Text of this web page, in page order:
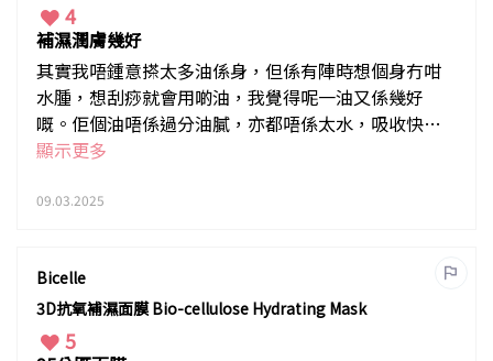
4
補濕潤膚幾好
其實我唔鍾意搽太多油係身，但係有陣時想個身冇咁
水腫，想刮痧就會用啲油，我覺得呢一油又係幾好
嘅。佢個油唔係過分油膩，亦都唔係太水，吸收快，
但個味有啲重。對於可唔可以去一啲紋就有啲保留
顯示更多
09.03.2025
Bicelle
3D抗氧補濕面膜 Bio-cellulose Hydrating Mask
5